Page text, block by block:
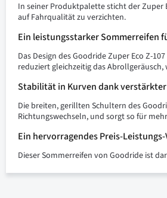
In seiner Produktpalette sticht der Zuper
auf Fahrqualität zu verzichten.
Ein leistungsstarker Sommerreifen
Das Design des Goodride Zuper Eco Z-
reduziert gleichzeitig das
Stabilität in Kurven dank
Die breiten, gerillten Schultern des
Richtungswechseln, und sorgt so für
Ein hervorragendes Preis-
Dieser Sommerreifen von Goodride ist